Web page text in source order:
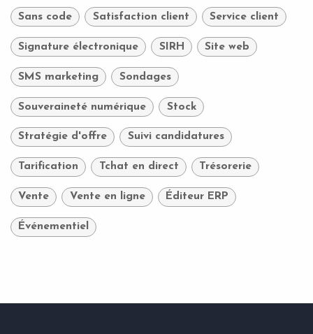
Sans code Satisfaction client Service client
Signature électronique SIRH Site web
SMS marketing Sondages
Souveraineté numérique Stock
Stratégie d'offre Suivi candidatures
Tarification Tchat en direct Trésorerie
Vente Vente en ligne Éditeur ERP
Événementiel